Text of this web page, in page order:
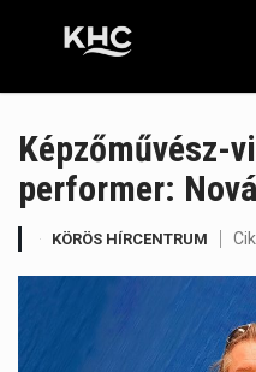
Képzőművész-
performer:
KÖRÖS HÍRCENTRUM